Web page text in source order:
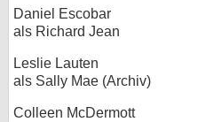
Daniel Escobar
als Richard Jean
Leslie Lauten
als Sally Mae (Archiv)
Colleen McDermott